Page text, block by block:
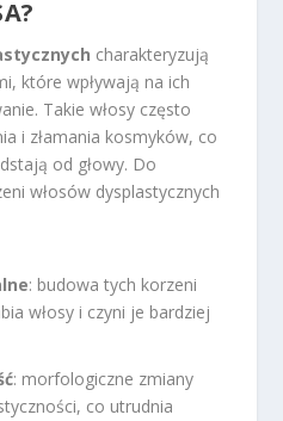
charakteryzują
które wpływają na ich
Takie włosy często
i złamania kosmyków, co
od głowy. Do
włosów dysplastycznych
: budowa tych korzeni
włosy i czyni je bardziej
: morfologiczne zmiany
co utrudnia